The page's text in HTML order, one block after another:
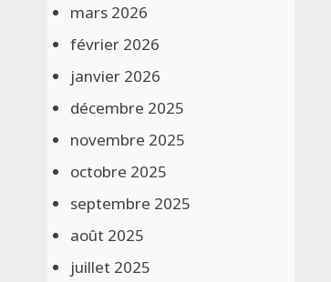
mars 2026
février 2026
janvier 2026
décembre 2025
novembre 2025
octobre 2025
septembre 2025
août 2025
juillet 2025